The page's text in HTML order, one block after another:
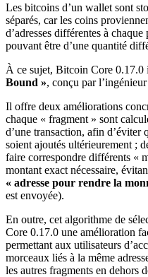
Les bitcoins d’un wallet sont
séparés, car les coins
d’adresses différentes à
pouvant être d’une quantité
À ce sujet, Bitcoin Core 0.17.0
Bound », conçu par
Il offre deux améliorations
chaque « fragment » sont
d’une transaction, afin d’éviter
soient ajoutés ultérieurement ;
faire correspondre différents «
montant exact nécessaire,
« adresse pour rendre la
est envoyée).
En outre, cet algorithme de
Core 0.17.0 une amélioration
permettant aux utilisateurs
morceaux liés à la même
les autres fragments en dehors